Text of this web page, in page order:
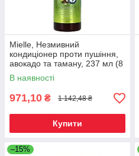
Mielle, Незмивний
кондиціонер проти пушіння,
авокадо та таману, 237 мл (8
рідк. Унций), Київ
В наявності
971,10 ₴ 1 142,48 ₴
Купити
–15%